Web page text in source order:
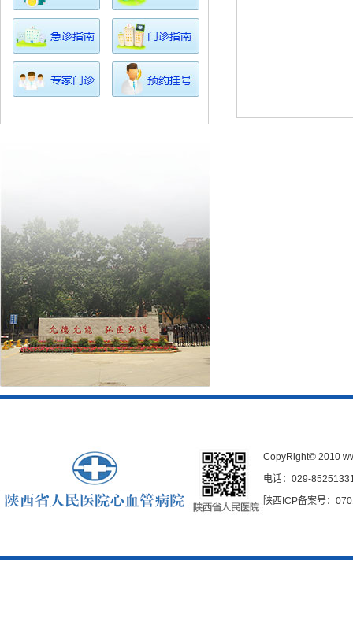
CopyRight© 2010
电话：029-
陕西ICP备案号：